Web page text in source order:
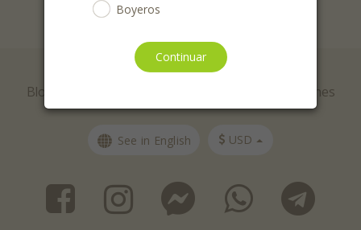
Boyeros
Guanabacoa
Cotorro
Marianao
Continuar
© AlaMesa Cuba 2026
Blog Términos y condiciones
See in English USD